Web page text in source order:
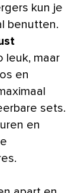
kun je
benutten.
leuk, maar
en
sets.
en